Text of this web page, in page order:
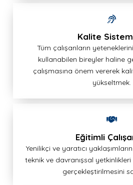
Kalite
Tüm çalışanların
kullanabilen bireyler haline
çalışmasına önem vererek
yükseltmek.
Eğitimli
Yenilikçi ve yaratıcı
teknik ve davranışsal
gerçekleştirilmesini